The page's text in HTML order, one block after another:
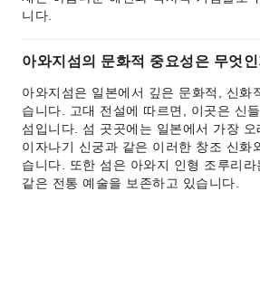
니다.
아와지섬의 문화적 중요성은 무엇
아와지섬은 일본에서 깊은 문화적, 신화
습니다. 고대 전설에 따르면, 이곳은 신
섬입니다. 섬 곳곳에는 일본에서 가장
이자나기 신궁과 같은 이러한 창조 신화
습니다. 또한 섬은 아와지 인형 조루리
같은 전통 예술을 보존하고 있습니다.